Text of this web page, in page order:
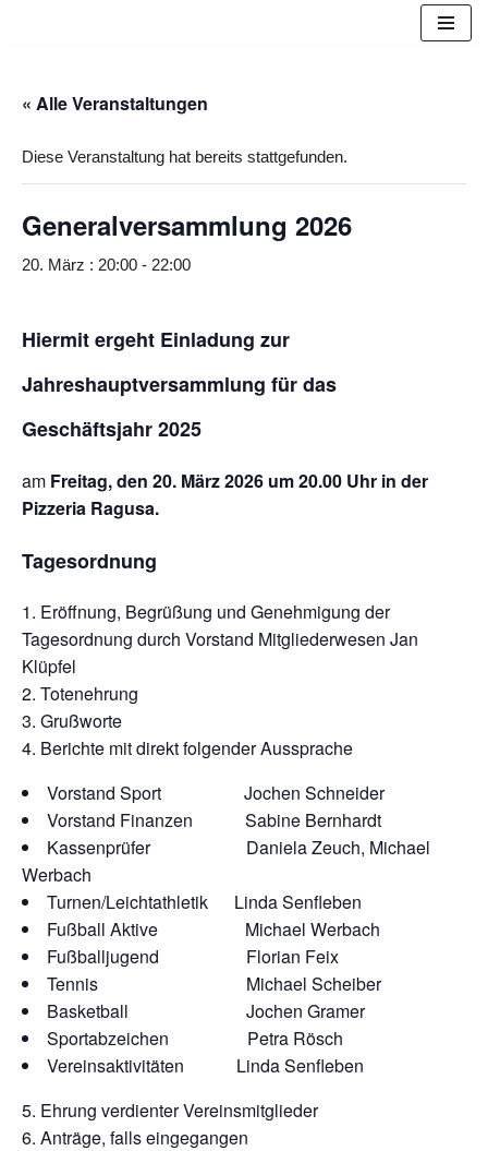
springen
« Alle Veranstaltungen
Diese Veranstaltung hat bereits stattgefunden.
Generalversammlung 2026
20. März : 20:00 - 22:00
Hiermit ergeht Einladung zur
Jahreshauptversammlung für das
Geschäftsjahr 2025
am Freitag, den 20. März 2026 um 20.00 Uhr in der
Pizzeria Ragusa.
Tagesordnung
Eröffnung, Begrüßung und Genehmigung der
Tagesordnung durch Vorstand Mitgliederwesen Jan
Klüpfel
Totenehrung
Grußworte
Berichte mit direkt folgender Aussprache
Vorstand Sport Jochen Schneider
Vorstand Finanzen Sabine Bernhardt
Kassenprüfer Daniela Zeuch, Michael
Werbach
Turnen/Leichtathletik Linda Senfleben
Fußball Aktive Michael Werbach
Fußballjugend Florian Feix
Tennis Michael Scheiber
Basketball Jochen Gramer
Sportabzeichen Petra Rösch
Vereinsaktivitäten Linda Senfleben
Ehrung verdienter Vereinsmitglieder
Anträge, falls eingegangen